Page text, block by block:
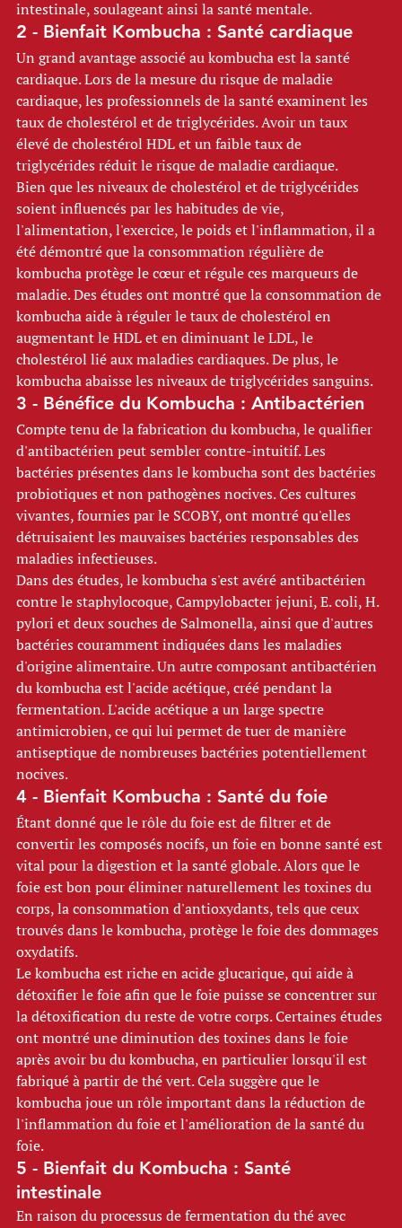
intestinale, soulageant ainsi la santé mentale.
2 - Bienfait Kombucha : Santé cardiaque
Un grand avantage associé au kombucha est la santé
cardiaque. Lors de la mesure du risque de maladie
cardiaque, les professionnels de la santé examinent les
taux de cholestérol et de triglycérides. Avoir un taux
élevé de cholestérol HDL et un faible taux de
triglycérides réduit le risque de maladie cardiaque.
Bien que les niveaux de cholestérol et de triglycérides
soient influencés par les habitudes de vie,
l'alimentation, l'exercice, le poids et l'inflammation, il a
été démontré que la consommation régulière de
kombucha protège le cœur et régule ces marqueurs de
maladie. Des études ont montré que la consommation de
kombucha aide à réguler le taux de cholestérol en
augmentant le HDL et en diminuant le LDL, le
cholestérol lié aux maladies cardiaques. De plus, le
kombucha abaisse les niveaux de triglycérides sanguins.
3 - Bénéfice du Kombucha : Antibactérien
Compte tenu de la fabrication du kombucha, le qualifier
d'antibactérien peut sembler contre-intuitif. Les
bactéries présentes dans le kombucha sont des bactéries
probiotiques et non pathogènes nocives. Ces cultures
vivantes, fournies par le SCOBY, ont montré qu'elles
détruisaient les mauvaises bactéries responsables des
maladies infectieuses.
Dans des études, le kombucha s'est avéré antibactérien
contre le staphylocoque, Campylobacter jejuni, E. coli, H.
pylori et deux souches de Salmonella, ainsi que d'autres
bactéries couramment indiquées dans les maladies
d'origine alimentaire. Un autre composant antibactérien
du kombucha est l'acide acétique, créé pendant la
fermentation. L'acide acétique a un large spectre
antimicrobien, ce qui lui permet de tuer de manière
antiseptique de nombreuses bactéries potentiellement
nocives.
4 - Bienfait Kombucha : Santé du foie
Étant donné que le rôle du foie est de filtrer et de
convertir les composés nocifs, un foie en bonne santé est
vital pour la digestion et la santé globale. Alors que le
foie est bon pour éliminer naturellement les toxines du
corps, la consommation d'antioxydants, tels que ceux
trouvés dans le kombucha, protège le foie des dommages
oxydatifs.
Le kombucha est riche en acide glucarique, qui aide à
détoxifier le foie afin que le foie puisse se concentrer sur
la détoxification du reste de votre corps. Certaines études
ont montré une diminution des toxines dans le foie
après avoir bu du kombucha, en particulier lorsqu'il est
fabriqué à partir de thé vert. Cela suggère que le
kombucha joue un rôle important dans la réduction de
l'inflammation du foie et l'amélioration de la santé du
foie.
5 - Bienfait du Kombucha : Santé
intestinale
En raison du processus de fermentation du thé avec